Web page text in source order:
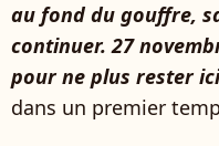
au fond du gouffre,
continuer. 27
pour ne plus rester
dans un premier